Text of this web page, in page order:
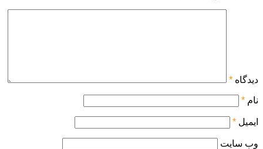
دیدگاه *
نام *
ایمیل *
وب‌ سایت